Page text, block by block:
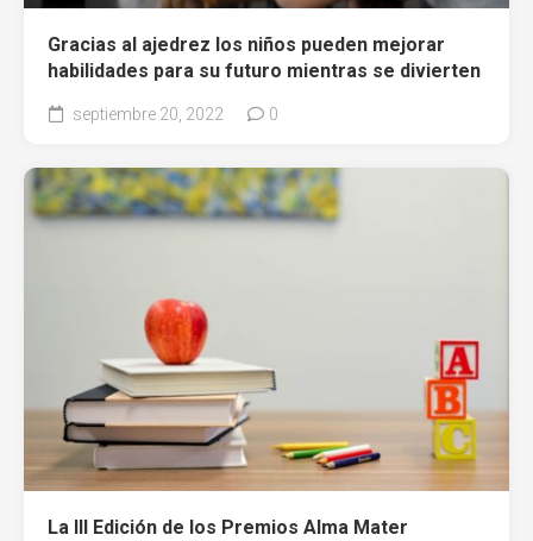
Gracias al ajedrez los niños pueden mejorar
habilidades para su futuro mientras se divierten
septiembre 20, 2022 0
La III Edición de los Premios Alma Mater